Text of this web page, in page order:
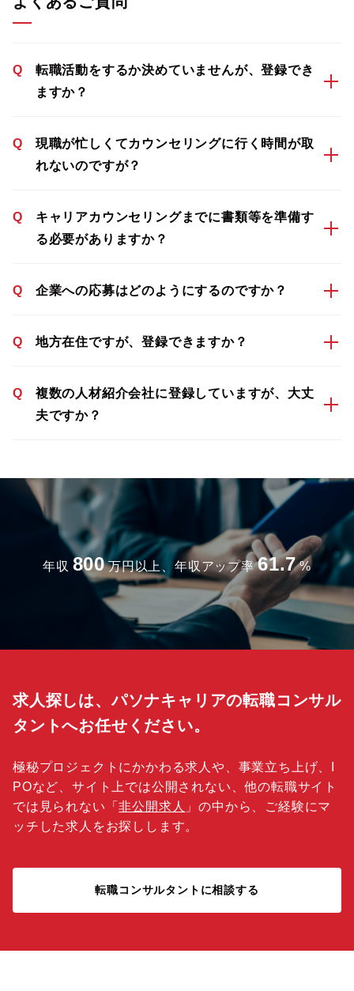
Q
転職活動をするか決めていませんが、登録でき
ますか？
Q
現職が忙しくてカウンセリングに行く時間が取
れないのですが？
Q
キャリアカウンセリングまでに書類等を準備す
る必要がありますか？
Q 企業への応募はどのようにするのですか？
Q 地方在住ですが、登録できますか？
Q
複数の人材紹介会社に登録していますが、大丈
夫ですか？
年収 800 万円以上、年収アップ率 61.7 %
求人探しは、パソナキャリアの転職コンサル
タントへお任せください。
極秘プロジェクトにかかわる求人や、事業立ち上げ、I
POなど、サイト上では公開されない、他の転職サイト
では見られない「非公開求人 」の中から、ご経験にマ
ッチした求人をお探しします。
転職コンサルタントに相談する